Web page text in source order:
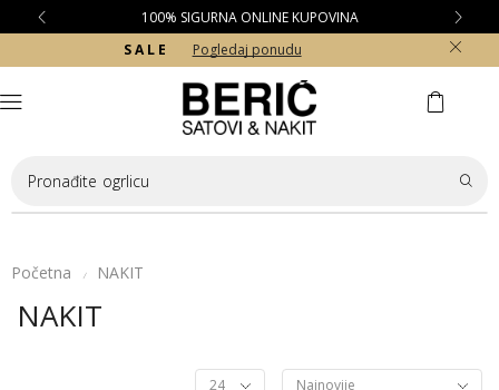
100% SIGURNA ONLINE KUPOVINA
S A L E
Pogledaj ponudu
Pronađite ogrlicu
Početna / NAKIT
NAKIT